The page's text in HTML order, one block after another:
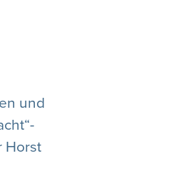
und
Horst